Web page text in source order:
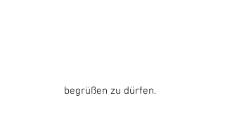
begrüßen zu dürfen.